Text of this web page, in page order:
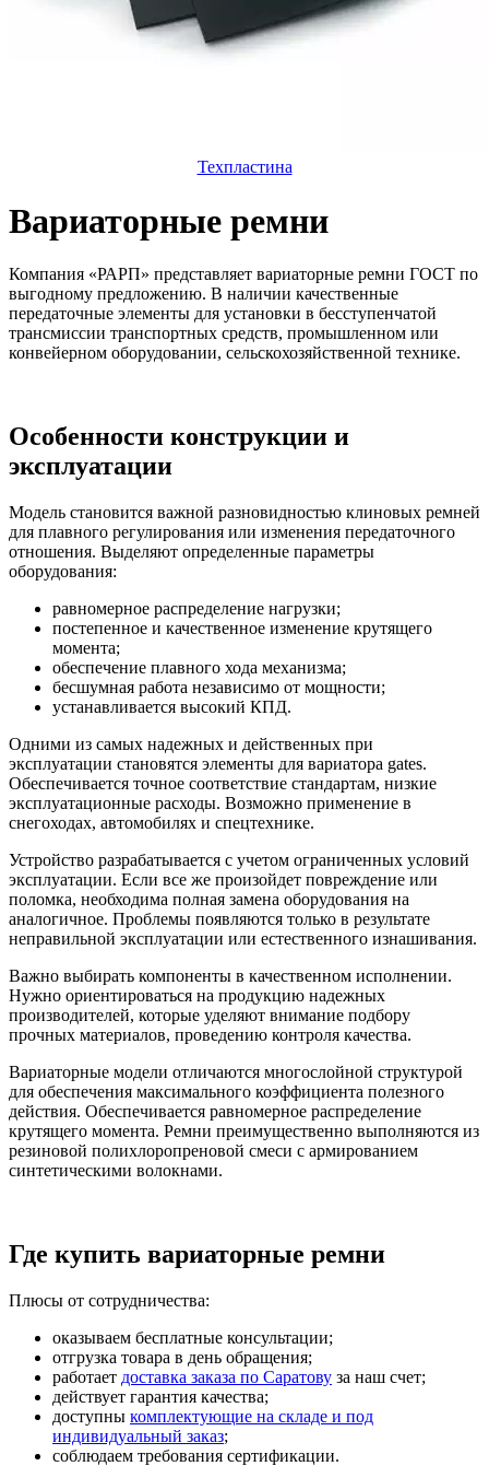
Техпластина
Вариаторные ремни
Компания «РАРП» представляет вариаторные ремни ГОСТ по
выгодному предложению. В наличии качественные
передаточные элементы для установки в бесступенчатой
трансмиссии транспортных средств, промышленном или
конвейерном оборудовании, сельскохозяйственной технике.
Особенности конструкции и
эксплуатации
Модель становится важной разновидностью клиновых ремней
для плавного регулирования или изменения передаточного
отношения. Выделяют определенные параметры
оборудования:
равномерное распределение нагрузки;
постепенное и качественное изменение крутящего
момента;
обеспечение плавного хода механизма;
бесшумная работа независимо от мощности;
устанавливается высокий КПД.
Одними из самых надежных и действенных при
эксплуатации становятся элементы для вариатора gates.
Обеспечивается точное соответствие стандартам, низкие
эксплуатационные расходы. Возможно применение в
снегоходах, автомобилях и спецтехнике.
Устройство разрабатывается с учетом ограниченных условий
эксплуатации. Если все же произойдет повреждение или
поломка, необходима полная замена оборудования на
аналогичное. Проблемы появляются только в результате
неправильной эксплуатации или естественного изнашивания.
Важно выбирать компоненты в качественном исполнении.
Нужно ориентироваться на продукцию надежных
производителей, которые уделяют внимание подбору
прочных материалов, проведению контроля качества.
Вариаторные модели отличаются многослойной структурой
для обеспечения максимального коэффициента полезного
действия. Обеспечивается равномерное распределение
крутящего момента. Ремни преимущественно выполняются из
резиновой полихлоропреновой смеси с армированием
синтетическими волокнами.
Где купить вариаторные ремни
Плюсы от сотрудничества:
оказываем бесплатные консультации;
отгрузка товара в день обращения;
работает доставка заказа по Саратову за наш счет;
действует гарантия качества;
доступны комплектующие на складе и под
индивидуальный заказ;
соблюдаем требования сертификации.